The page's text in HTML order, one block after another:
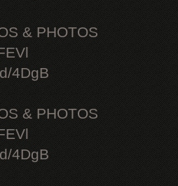
& PHOTOS
4DgB
& PHOTOS
4DgB